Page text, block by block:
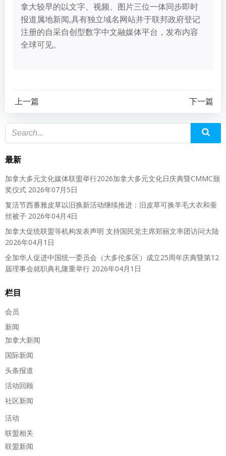
拿大较早的以文字、视频、图片三位一体同步即时
报道属地新闻,具有独立域名网站并于联邦政府登记
注册的自采自创型数字中文融媒体平台，发布内容
全球可见。
上一篇 下一篇
最新
加拿大多元文化媒体联盟举行2026加拿大多元文化日庆典暨CMMC颁
奖仪式 2026年07月5日
复活节西番雅皮草以旧换新活动继续推进：旧皮草可换羊毛大衣和蚕
丝被子 2026年04月4日
加拿大促统联盟等机构发表声明 支持国民党主席郑丽文率团访问大陆
2026年04月1日
全加华人促进中国统一委员会（大多伦多区）成立25周年庆典暨第12
届理事会就职典礼隆重举行 2026年04月1日
栏目
会员
新闻
加拿大新闻
国际新闻
头条报道
活动回顾
社区新闻
活动
联盟相关
联盟新闻